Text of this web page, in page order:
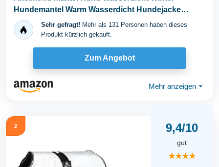
Hundemantel Warm Wasserdicht Hundejacke
Fleece Hundepullover...
Sehr gefragt! Mehr als 131 Personen haben dieses
Produkt kürzlich gekauft.
Zum Angebot
Mehr anzeigen ⏷
2 9,4/10
gut
★★★★